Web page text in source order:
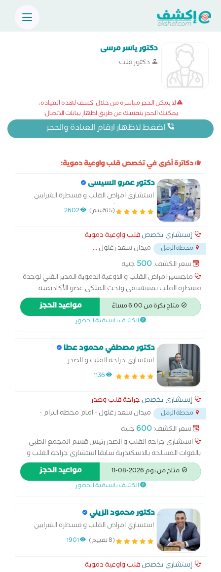
دكتور ياسر مرسى
دكتور قلب
لا يمكن الحجز مباشرة من خلال اكشف لهذه العيادة،
يمكنك الحجز بنفسك عن طريق اظهار بيانات الاتصال:
اضغط لاظهار ارقام العيادة والحجز
دكاترة أخرى في تخصص قلب واوعية دموية:
دكتور عمرو السيسى
استشارى امراض القلب و قسطرة الشرايين
التاجية بمستشفيات القوات المسلحة المدير
الملكي
(5 تقييم) 2602
إستشاري تخصصقلب واوعية دموية
محطة الرمل ميدان سعد زغلول...
سعر الكشف:500 جنيه
ماجستير امراض القلب و الاوعية الدموية المدير الفني لوحدة
قسطرة القلب بمستشفى ونجت الملكي عضو الأكاديمية
الطبية العسكرية مدرس بامراض القلب بالأكاديمية الطبية
العسكرية عضو الجمعية المصرية و الأوروبية لامراض القلب
متاح بكرة من 6:00 مساءً مواعيد الحجز
الكشف باسبقية الحضور
دكتور مصطفي محمود عطا
استشارى جراحه القلب و الصدر
1136
إستشاري تخصص جراحة قلب وصدر
محطة الرمل
ميدان سعد زغلول - امام محطه الترام -
محطه الرمل...
سعر الكشف:600 جنيه
استشارى جراحه القلب و الصدر رئيس قسم المجمع الطبى
بالقوات المسلحه بالاسكندرية سابقا استشارى جراحه القلب و
الصدر بمستشفيات القوات المسلحه *دكتوراه جراحه القلب و
الصدر - القصر العينى بالقاهره *مدرس جراحه القلب و الصدر
بالاكاديمية الطبيه العسكريه متخصص في جراحات الشرايين
التدخل المحدود * ⁠جراحات تمدد و انسلاخ الشريان الاورطى *
⁠جراحه العيوب الخلقيه للكبار * ⁠جراحات الصدر و الرئه * ⁠جراحات
الصدر بالمنظار - التدخل المحدود
متاح من يوم 2026-08-11 مواعيد الحجز
الكشف باسبقية الحضور
دكتور محمود الزيني
استشاري امراض القلب و قسطرة الشرايين
التاجيه بمستشفيات القوات المسلحه
(8 تقييم) 1901
إستشاري تخصصقلب واوعية دموية